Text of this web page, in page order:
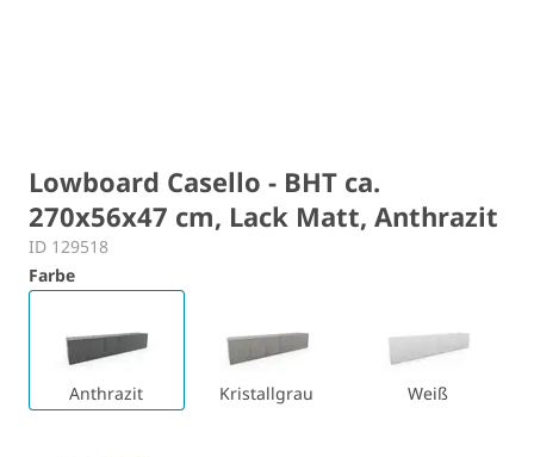
Lowboard Casello - BHT ca.
270x56x47 cm, Lack Matt, Anthrazit
ID 129518
Farbe
Anthrazit Kristallgrau Weiß